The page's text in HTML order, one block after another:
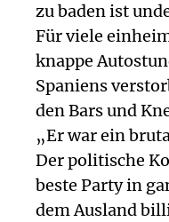
zu baden ist
Für viele
knappe
Spaniens
den Bars und
„Er war ein
Der politische
beste Party in
dem Ausland